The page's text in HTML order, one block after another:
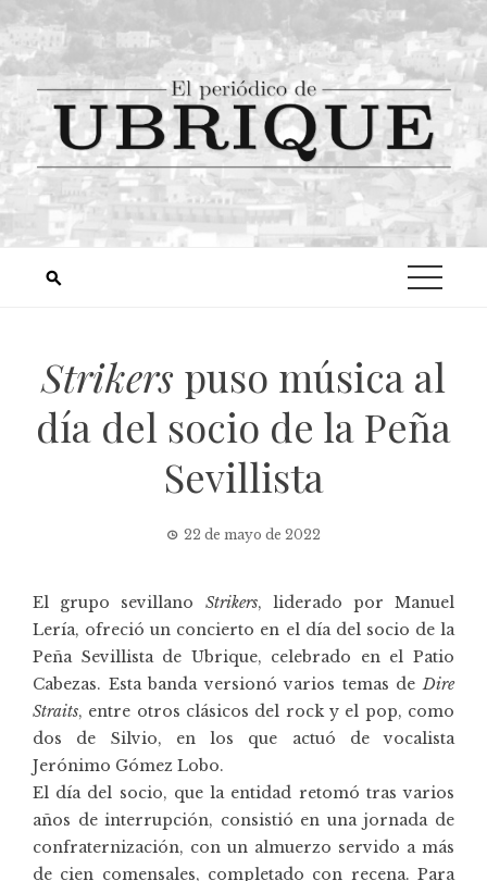
Strikers puso música al
día del socio de la Peña
Sevillista
22 de mayo de 2022
El grupo sevillano Strikers, liderado por Manuel
Lería, ofreció un concierto en el día del socio de la
Peña Sevillista de Ubrique, celebrado en el Patio
Cabezas. Esta banda versionó varios temas deDire
Straits, entre otros clásicos del rock y el pop, como
dos de Silvio, en los que actuó de vocalista
Jerónimo Gómez Lobo.
El día del socio, que la entidad retomó tras varios
años de interrupción, consistió en una jornada de
confraternización, con un almuerzo servido a más
de cien comensales, completado con recena. Para